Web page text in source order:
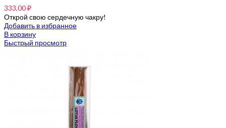
333,00₽
Открой свою сердечную чакру!
Добавить в избранное
В корзину
Быстрый просмотр